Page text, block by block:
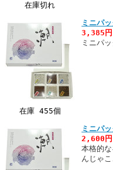
在庫切れ
在庫 455個
ミニパ
3,385
ミニパ
ミニパ
2,600
本格的
んじゃ